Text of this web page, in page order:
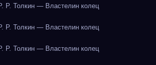
Р. Толкин — Властелин колец
Р. Толкин — Властелин колец
Р. Толкин — Властелин колец